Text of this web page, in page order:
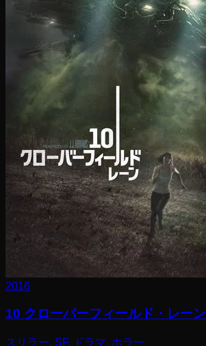
2016
10 クローバーフィールド・レーン
スリラー, SF, ドラマ, ホラー